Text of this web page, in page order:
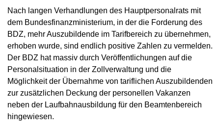
Nach langen Verhandlungen des Hauptpersonalrats mit
dem Bundesfinanzministerium, in der die Forderung des
BDZ, mehr Auszubildende im Tarifbereich zu übernehmen,
erhoben wurde, sind endlich positive Zahlen zu vermelden.
Der BDZ hat massiv durch Veröffentlichungen auf die
Personalsituation in der Zollverwaltung und die
Möglichkeit der Übernahme von tariflichen Auszubildenden
zur zusätzlichen Deckung der personellen Vakanzen
neben der Laufbahnausbildung für den Beamtenbereich
hingewiesen.